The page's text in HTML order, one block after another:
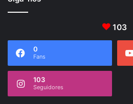
103
0
Fans
103
Seguidores